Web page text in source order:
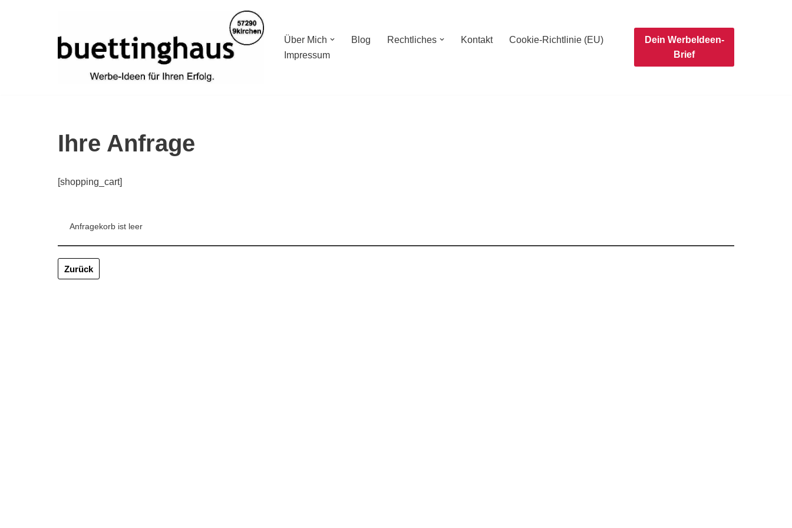
Über Mich Blog Rechtliches Kontakt
Cookie-Richtlinie (EU)
Impressum
Dein WerbeIdeen-
Brief
Ihre Anfrage
[shopping_cart]
Anfragekorb ist leer
Zurück